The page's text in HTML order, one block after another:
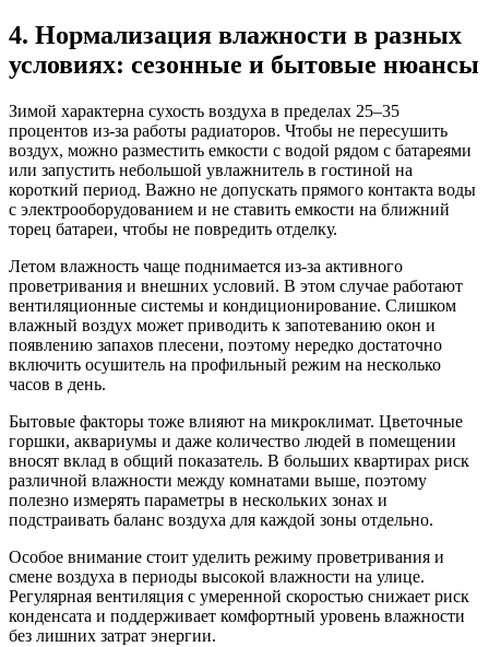
4. Нормализация влажности в разных
условиях: сезонные и бытовые нюансы
Зимой характерна сухость воздуха в пределах 25–35
процентов из-за работы радиаторов. Чтобы не пересушить
воздух, можно разместить емкости с водой рядом с батареями
или запустить небольшой увлажнитель в гостиной на
короткий период. Важно не допускать прямого контакта воды
с электрооборудованием и не ставить емкости на ближний
торец батареи, чтобы не повредить отделку.
Летом влажность чаще поднимается из-за активного
проветривания и внешних условий. В этом случае работают
вентиляционные системы и кондиционирование. Слишком
влажный воздух может приводить к запотеванию окон и
появлению запахов плесени, поэтому нередко достаточно
включить осушитель на профильный режим на несколько
часов в день.
Бытовые факторы тоже влияют на микроклимат. Цветочные
горшки, аквариумы и даже количество людей в помещении
вносят вклад в общий показатель. В больших квартирах риск
различной влажности между комнатами выше, поэтому
полезно измерять параметры в нескольких зонах и
подстраивать баланс воздуха для каждой зоны отдельно.
Особое внимание стоит уделить режиму проветривания и
смене воздуха в периоды высокой влажности на улице.
Регулярная вентиляция с умеренной скоростью снижает риск
конденсата и поддерживает комфортный уровень влажности
без лишних затрат энергии.